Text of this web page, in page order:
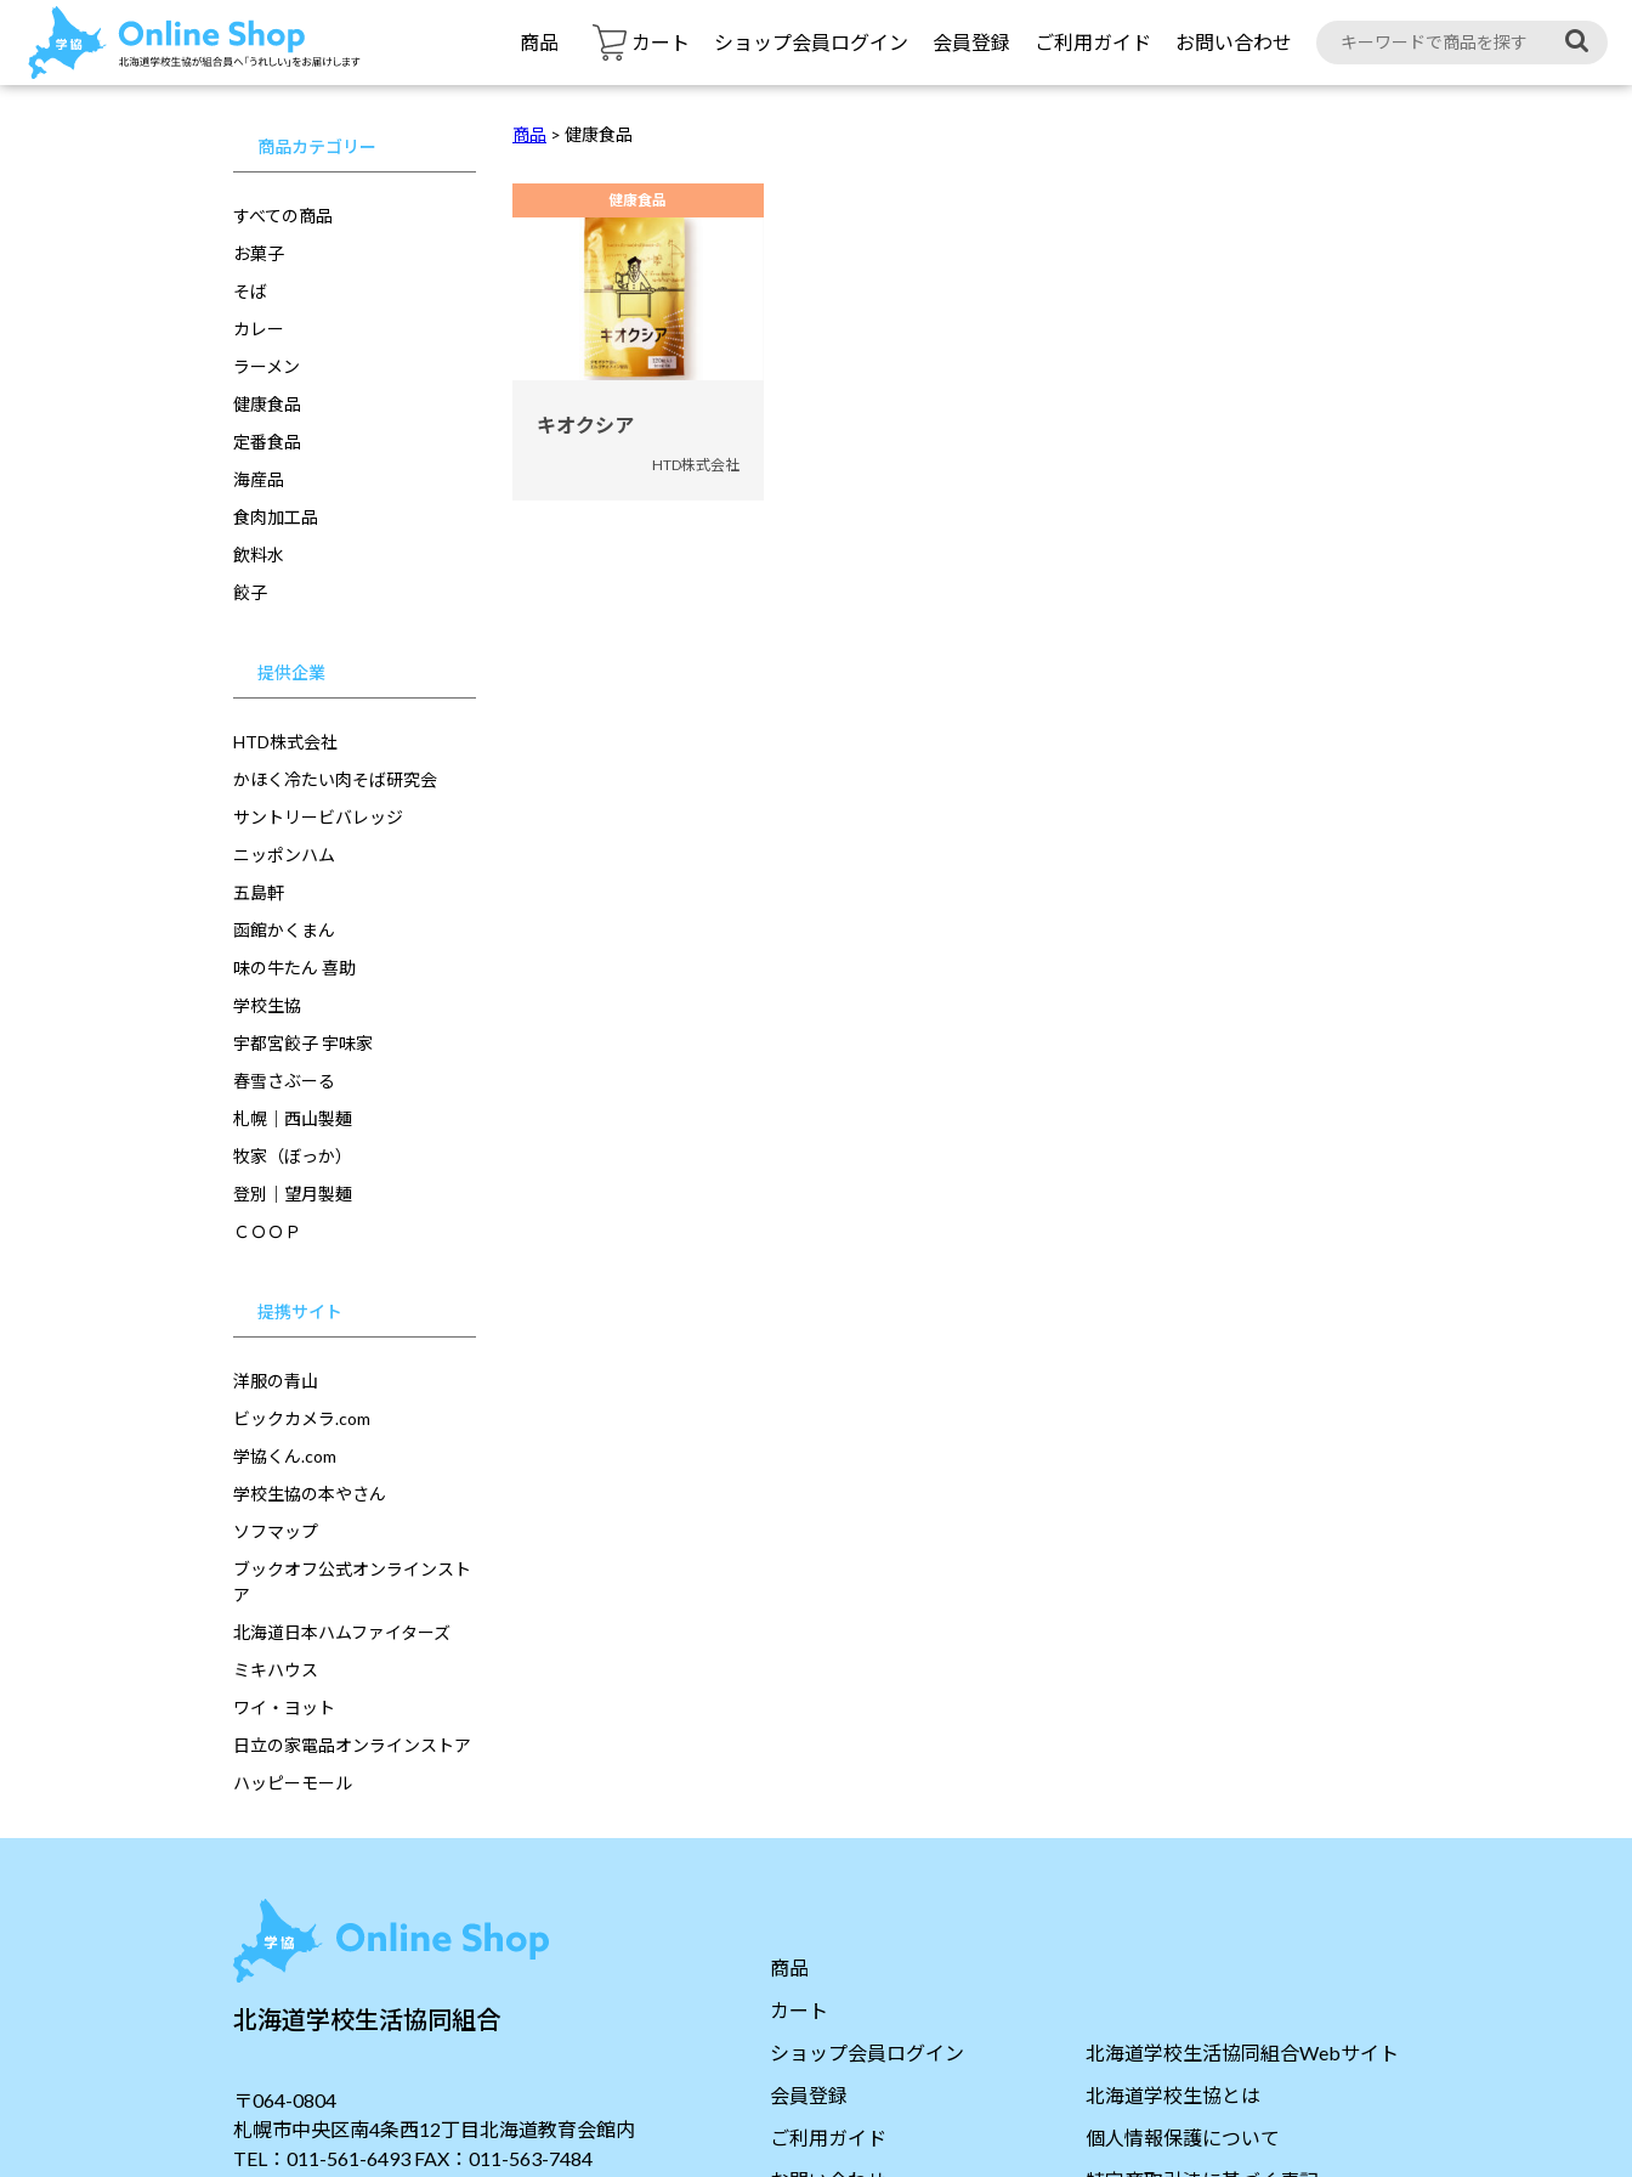
商品 カート ショップ会員ログイン 会員登録 ご利用ガイド お問い合わせ
商品 > 健康食品
健康食品
キオクシア
HTD株式会社
商品カテゴリー
すべての商品
お菓子
そば
カレー
ラーメン
健康食品
定番食品
海産品
食肉加工品
飲料水
餃子
提供企業
HTD株式会社
かほく冷たい肉そば研究会
サントリービバレッジ
ニッポンハム
五島軒
函館かくまん
味の牛たん 喜助
学校生協
宇都宮餃子 宇味家
春雪さぶーる
札幌｜西山製麺
牧家（ぼっか）
登別｜望月製麺
ＣＯＯＰ
提携サイト
洋服の青山
ビックカメラ.com
学協くん.com
学校生協の本やさん
ソフマップ
ブックオフ公式オンラインスト
ア
北海道日本ハムファイターズ
ミキハウス
ワイ・ヨット
日立の家電品オンラインストア
ハッピーモール
北海道学校生活協同組合
〒064-0804
札幌市中央区南4条西12丁目北海道教育会館内
TEL：011-561-6493 FAX：011-563-7484
商品
カート
ショップ会員ログイン
会員登録
ご利用ガイド
北海道学校生活協同組合Webサイト
北海道学校生協とは
個人情報保護について